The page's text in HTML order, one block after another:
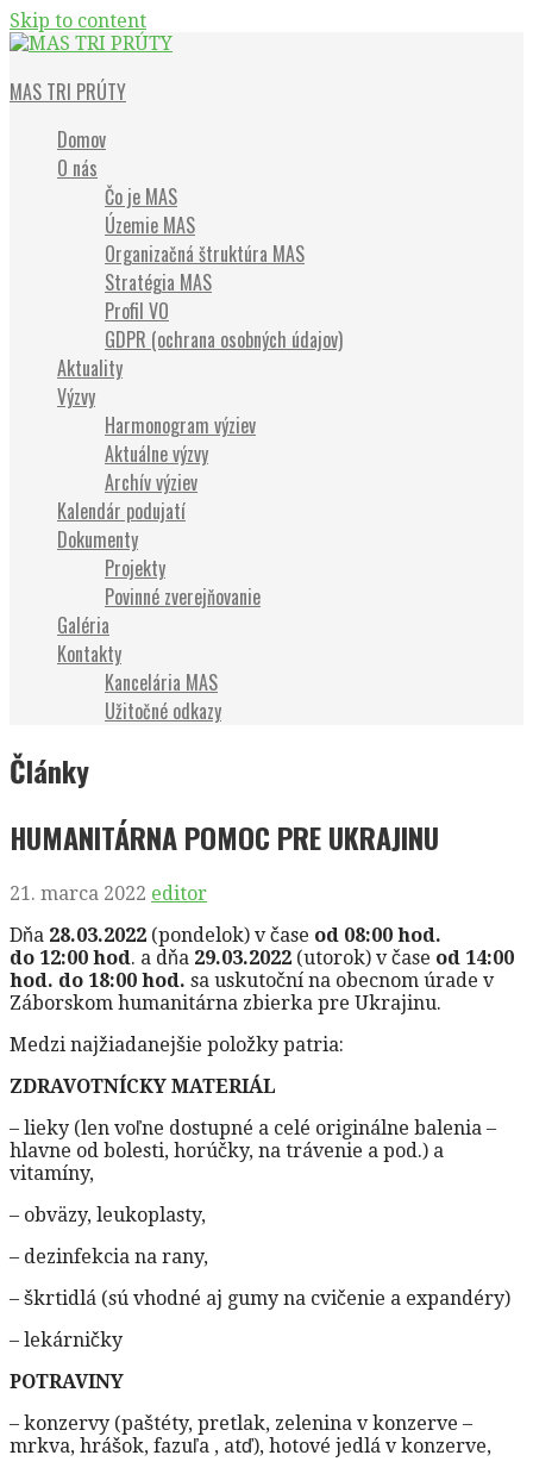
Skip to content
MAS TRI PRÚTY
Domov
O nás
Čo je MAS
Územie MAS
Organizačná štruktúra MAS
Stratégia MAS
Profil VO
GDPR (ochrana osobných údajov)
Aktuality
Výzvy
Harmonogram výziev
Aktuálne výzvy
Archív výziev
Kalendár podujatí
Dokumenty
Projekty
Povinné zverejňovanie
Galéria
Kontakty
Kancelária MAS
Užitočné odkazy
Články
HUMANITÁRNA POMOC PRE UKRAJINU
21. marca 2022 editor
Dňa 28.03.2022 (pondelok) v čase od 08:00 hod.
do 12:00 hod. a dňa 29.03.2022 (utorok) v čase od 14:00
hod. do 18:00 hod. sa uskutoční na obecnom úrade v
Záborskom humanitárna zbierka pre Ukrajinu.
Medzi najžiadanejšie položky patria:
ZDRAVOTNÍCKY MATERIÁL
– lieky (len voľne dostupné a celé originálne balenia –
hlavne od bolesti, horúčky, na trávenie a pod.) a
vitamíny,
– obväzy, leukoplasty,
– dezinfekcia na rany,
– škrtidlá (sú vhodné aj gumy na cvičenie a expandéry)
– lekárničky
POTRAVINY
– konzervy (paštéty, pretlak, zelenina v konzerve –
mrkva, hrášok, fazuľa , atď), hotové jedlá v konzerve,